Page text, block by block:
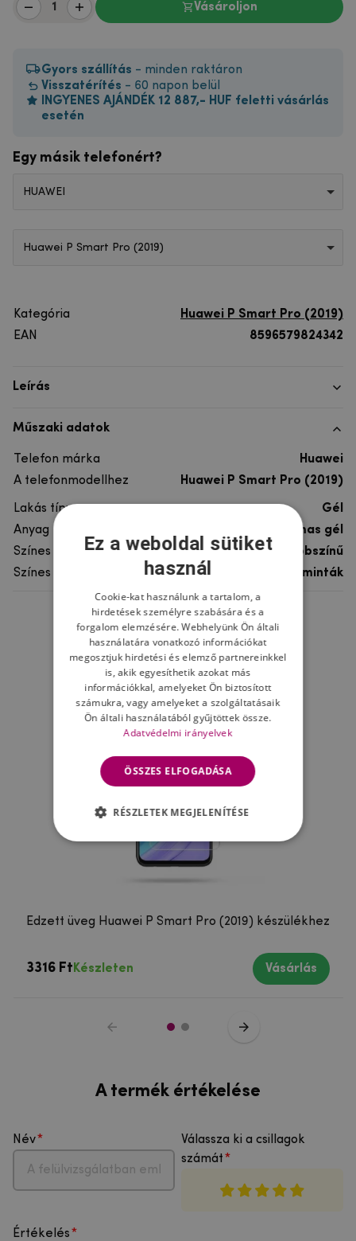
Vásároljon
Gyors szállítás - minden raktáron
Visszatérítés - 60 napon belül
INGYENES AJÁNDÉK 12 887,- HUF feletti vásárlás
esetén
Egy másik telefonért?
HUAWEI
Huawei P Smart Pro (2019)
Kategória
Huawei P Smart Pro (2019)
EAN
8596579824342
Leírás
Műszaki adatok
Telefon márka
Huawei
A telefonmodellhez
Huawei P Smart Pro (2019)
Lakás típusa
Gél
Anyag
rugalmas gél
Színes
többszínű
Színes motívum
Egyéb minták
Ne felejtsd el
Edzett üveg Huawei P Smart Pro (2019) készülékhez
3316 Ft Készleten Vásárlás
A termék értékelése
Név
Válassza ki a csillagok
számát
Értékelés
Ez a weboldal sütiket
használ
Cookie-kat használunk a tartalom, a
hirdetések személyre szabására és a
forgalom elemzésére. Webhelyünk Ön általi
használatára vonatkozó információkat
megosztjuk hirdetési és elemző partnereinkkel
is, akik egyesíthetik azokat más
információkkal, amelyeket Ön biztosított
számukra, vagy amelyeket a szolgáltatásaik
Ön általi használatából gyűjtöttek össze.
Adatvédelmi irányelvek
ÖSSZES ELFOGADÁSA
RÉSZLETEK MEGJELENÍTÉSE